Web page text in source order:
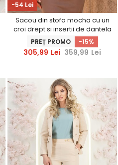
-54 Lei
Sacou din stofa mocha cu un
croi drept si insertii de dantela
- StarShinerS
PREȚ PROMO -15%
305,99 Lei 359,99 Lei